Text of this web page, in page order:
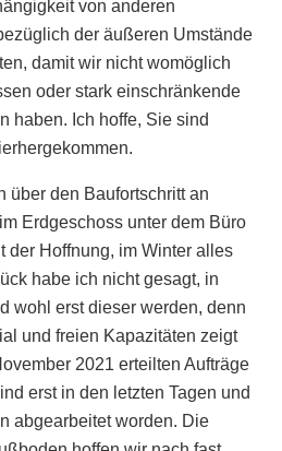
von anderen
der äußeren Umstände
damit wir nicht womöglich
oder stark einschränkende
haben. Ich hoffe, Sie sind
über den Baufortschritt an
Erdgeschoss unter dem Büro
der Hoffnung, im Winter alles
habe ich nicht gesagt, in
wohl erst dieser werden, denn
und freien Kapazitäten zeigt
2021 erteilten Aufträge
erst in den letzten Tagen und
abgearbeitet worden. Die